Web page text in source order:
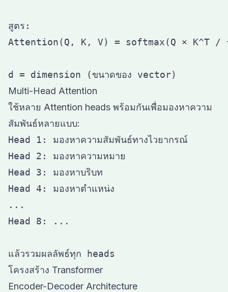
สูตร:
Attention(Q, K, V) = softmax(Q × K^T /
Multi-Head Attention
ใช้หลาย Attention heads พร้อมกันเพื่อมองหาความ
สัมพันธ์หลายแบบ:
Head 1: มองหาความสัมพันธ์ทางไวยากรณ์
Head 2: มองหาความหมาย
Head 3: มองหาบริบท
Head 4: มองหาตำแหน่ง
...
Head 8: ...
โครงสร้าง Transformer
Encoder-Decoder Architecture